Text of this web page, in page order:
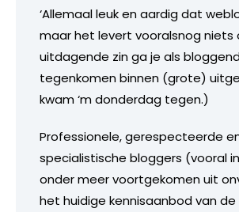
‘Allemaal leuk en aardig dat
maar het levert vooralsnog niets
uitdagende zin ga je als
tegenkomen binnen (grote)
kwam ‘m donderdag tegen.)
Professionele, gerespecteerde
specialistische bloggers (vooral
onder meer voortgekomen uit
het huidige kennisaanbod van